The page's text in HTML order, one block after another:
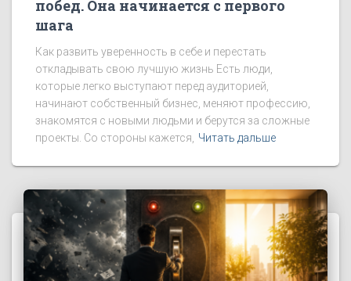
побед. Она начинается с первого
шага
Как развить уверенность в себе и перестать
откладывать свою лучшую жизнь Есть люди,
которые легко выступают перед аудиторией,
начинают собственный бизнес, меняют профессию,
знакомятся с новыми людьми и берутся за сложные
проекты. Со стороны кажется, Читать дальше